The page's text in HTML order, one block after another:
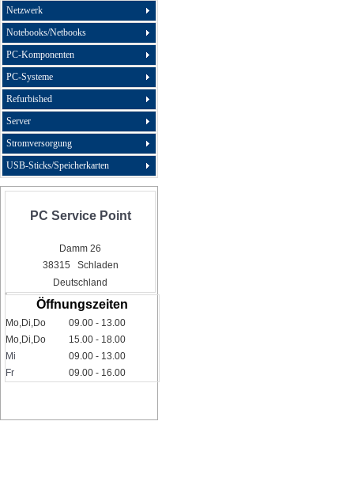
Netzwerk
Notebooks/Netbooks
PC-Komponenten
PC-Systeme
Refurbished
Server
Stromversorgung
USB-Sticks/Speicherkarten
PC Service Point
Damm 26
38315 Schladen
Deutschland
Öffnungszeiten
Mo,Di,Do
09.00 - 13.00
Mo,Di,Do
15.00 - 18.00
Mi
09.00 - 13.00
Fr
09.00 - 16.00